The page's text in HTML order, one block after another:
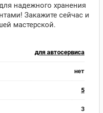
надежного хранения
Закажите сейчас и
мастерской.
для автосервиса
нет
5
3